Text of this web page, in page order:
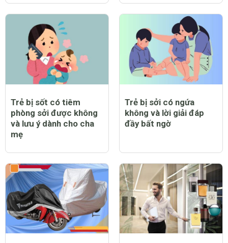
Trẻ bị sốt có tiêm
phòng sởi được không
và lưu ý dành cho cha
mẹ
Trẻ bị sởi có ngứa
không và lời giải đáp
đầy bất ngờ